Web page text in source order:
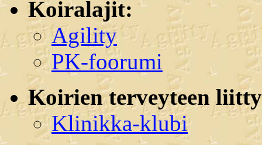
Koiralajit:
Agility
PK-foorumi
Koirien terveyteen
Klinikka-klubi